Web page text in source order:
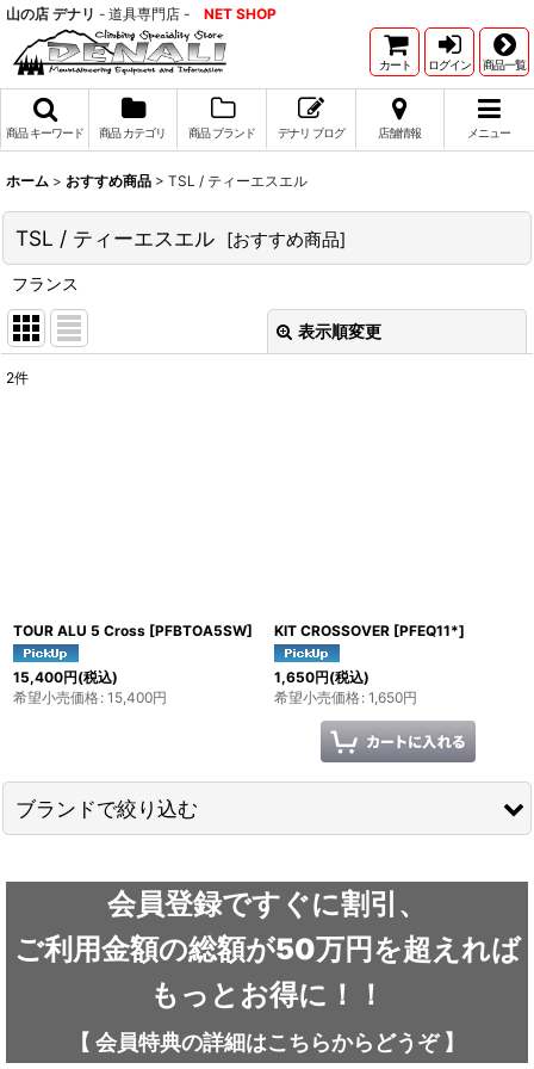
山の店 デナリ - 道具専門店 - NET SHOP
カート ログイン 商品一覧
商品 キーワード 商品 カテゴリ 商品 ブランド デナリ ブログ 店舗情報 メニュー
ホーム > おすすめ商品 > TSL / ティーエスエル
TSL / ティーエスエル [おすすめ商品]
フランス
表示順変更
2件
TOUR ALU 5 Cross [PFBTOA5SW]
15,400円(税込)
希望小売価格: 15,400円
KIT CROSSOVER [PFEQ11*]
1,650円(税込)
希望小売価格: 1,650円
ブランドで絞り込む
outdoor element / アウトドアエレメント
AKLIMA / アクリマ
会員登録ですぐに割引、
ご利用金額の総額が50万円を超えれば
もっとお得に！！
【 会員特典の詳細はこちらから どうぞ】